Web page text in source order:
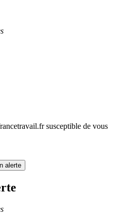
susceptible de vous
alerte